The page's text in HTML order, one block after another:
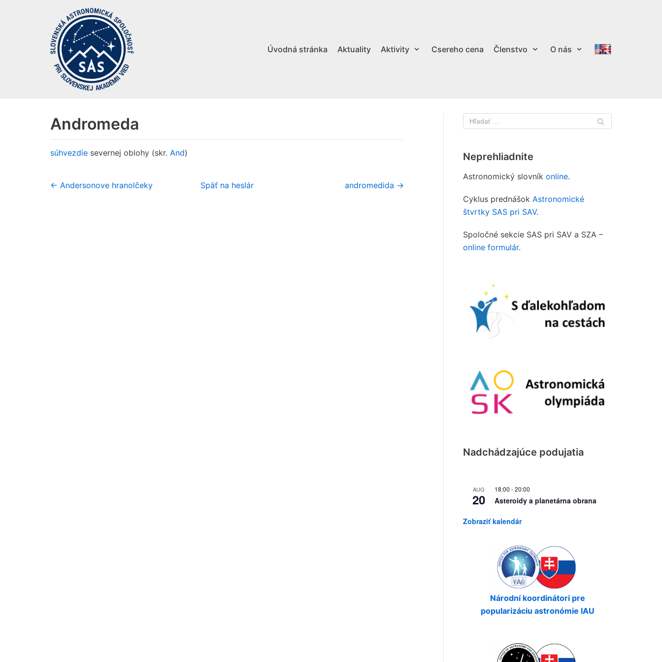
Úvodná stránka Aktuality Aktivity Csereho cena Členstvo O nás
Andromeda
súhvezdie severnej oblohy (skr. And)
← Andersonove hranolčeky Späť na heslár andromedida →
Neprehliadnite
Astronomický slovník online.
Cyklus prednášok Astronomické
štvrtky SAS pri SAV.
Spoločné sekcie SAS pri SAV a SZA –
online formulár.
Nadchádzajúce podujatia
AUG
20
18:00 -20:00
Asteroidy a planetárna obrana
Zobraziť kalendár
Národní koordinátori pre
popularizáciu astronómie IAU